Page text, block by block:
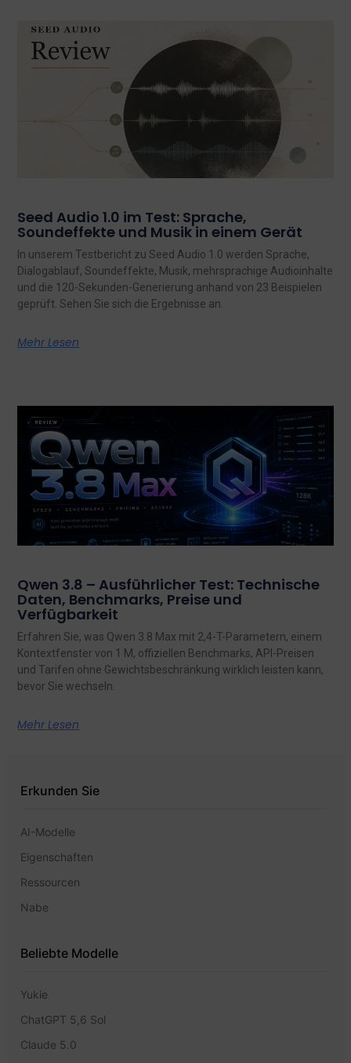
Seed Audio 1.0 im Test: Sprache,
Soundeffekte und Musik in einem Gerät
In unserem Testbericht zu Seed Audio 1.0 werden Sprache,
Dialogablauf, Soundeffekte, Musik, mehrsprachige Audioinhalte
und die 120-Sekunden-Generierung anhand von 23 Beispielen
geprüft. Sehen Sie sich die Ergebnisse an.
Mehr Lesen
Qwen 3.8 – Ausführlicher Test: Technische
Daten, Benchmarks, Preise und
Verfügbarkeit
Erfahren Sie, was Qwen 3.8 Max mit 2,4-T-Parametern, einem
Kontextfenster von 1 M, offiziellen Benchmarks, API-Preisen
und Tarifen ohne Gewichtsbeschränkung wirklich leisten kann,
bevor Sie wechseln.
Mehr Lesen
Erkunden Sie
AI-Modelle
Eigenschaften
Ressourcen
Nabe
Beliebte Modelle
Yukie
ChatGPT 5,6 Sol
Claude 5.0